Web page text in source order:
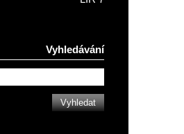
Vyhledávání